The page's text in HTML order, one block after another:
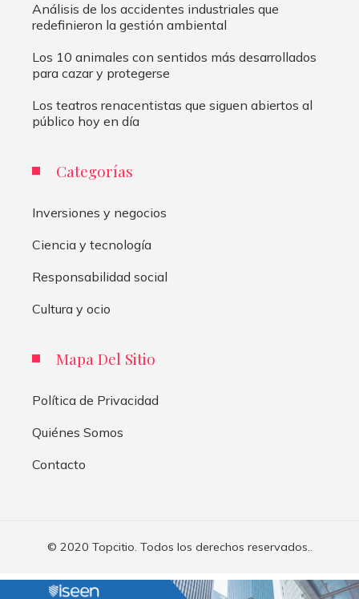
Análisis de los accidentes industriales que
redefinieron la gestión ambiental
Los 10 animales con sentidos más desarrollados
para cazar y protegerse
Los teatros renacentistas que siguen abiertos al
público hoy en día
Categorías
Inversiones y negocios
Ciencia y tecnología
Responsabilidad social
Cultura y ocio
Mapa Del Sitio
Política de Privacidad
Quiénes Somos
Contacto
© 2020 Topcitio. Todos los derechos reservados..